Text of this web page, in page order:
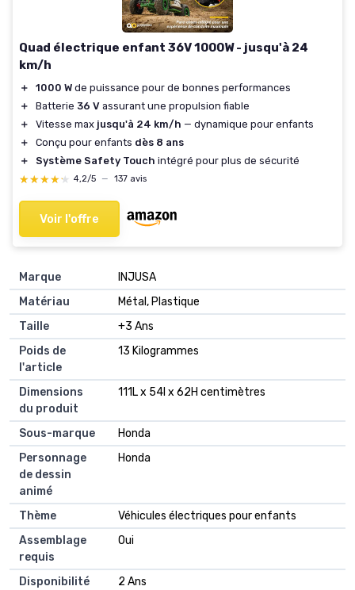
Quad électrique enfant 36V 1000W - jusqu'à 24
km/h
＋ 1000 W de puissance pour de bonnes performances
＋
Batterie 36 V assurant une propulsion fiable
＋
Vitesse max jusqu'à 24 km/h — dynamique pour enfants
＋
Conçu pour enfants dès 8 ans
＋
Système Safety Touch intégré pour plus de sécurité
★★★★★
★★★★★ 4,2/5 — 137 avis
Voir l'offre
Marque
INJUSA
Matériau
Métal, Plastique
Taille
+3 Ans
Poids de
l'article
13 Kilogrammes
Dimensions
du produit
111L x 54l x 62H centimètres
Sous-marque
Honda
Personnage
de dessin
animé
Honda
Thème
Véhicules électriques pour enfants
Assemblage
requis
Oui
Disponibilité
2 Ans